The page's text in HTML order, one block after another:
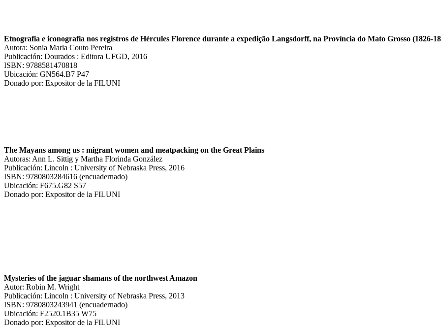
Etnografia e iconografia nos registros de Hércules Florence durante a expedição Langsdorff, na Província do Mato Grosso (1826-
Autora: Sonia Maria Couto Pereira
Publicación: Dourados : Editora UFGD, 2016
ISBN: 9788581470818
Ubicación: GN564.B7 P47
Donado por: Expositor de la FILUNI
The Mayans among us : migrant women and meatpacking on the Great Plains
Autoras: Ann L. Sittig y Martha Florinda González
Publicación: Lincoln : University of Nebraska Press, 2016
ISBN: 9780803284616 (encuadernado)
Ubicación: F675.G82 S57
Donado por: Expositor de la FILUNI
Mysteries of the jaguar shamans of the northwest Amazon
Autor: Robin M. Wright
Publicación: Lincoln : University of Nebraska Press, 2013
ISBN: 9780803243941 (encuadernado)
Ubicación: F2520.1B35 W75
Donado por: Expositor de la FILUNI